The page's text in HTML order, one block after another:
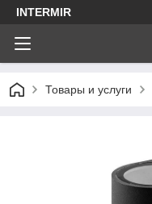
INTERMIR
Товары и услуги